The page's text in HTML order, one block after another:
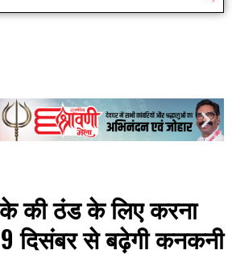
की ठंड के लिए करना
दिसंबर से बढ़ेगी कनकनी